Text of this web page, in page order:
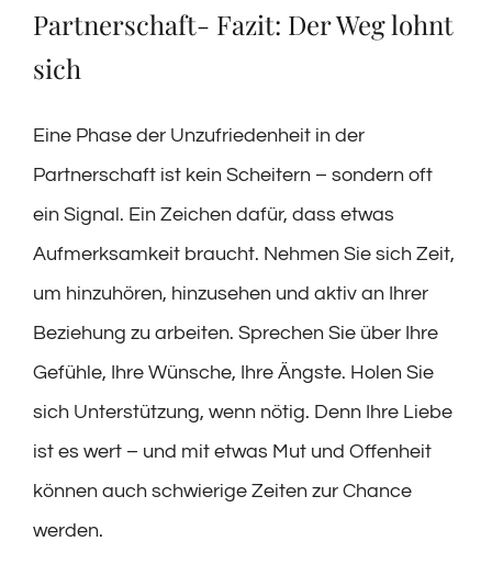
Partnerschaft- Fazit: Der Weg lohnt
sich
Eine Phase der Unzufriedenheit in der
Partnerschaft ist kein Scheitern – sondern oft
ein Signal. Ein Zeichen dafür, dass etwas
Aufmerksamkeit braucht. Nehmen Sie sich Zeit,
um hinzuhören, hinzusehen und aktiv an Ihrer
Beziehung zu arbeiten. Sprechen Sie über Ihre
Gefühle, Ihre Wünsche, Ihre Ängste. Holen Sie
sich Unterstützung, wenn nötig. Denn Ihre Liebe
ist es wert – und mit etwas Mut und Offenheit
können auch schwierige Zeiten zur Chance
werden.